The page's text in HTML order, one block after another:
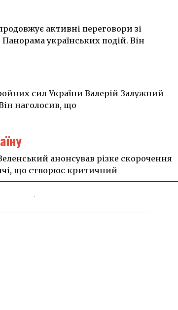
активні переговори зі
українських подій. Він
сил України Валерій Залужний
наголосив, що
анонсував різке скорочення
що створює критичний